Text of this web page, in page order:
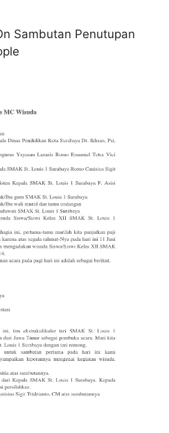
Sambutan Penutupan